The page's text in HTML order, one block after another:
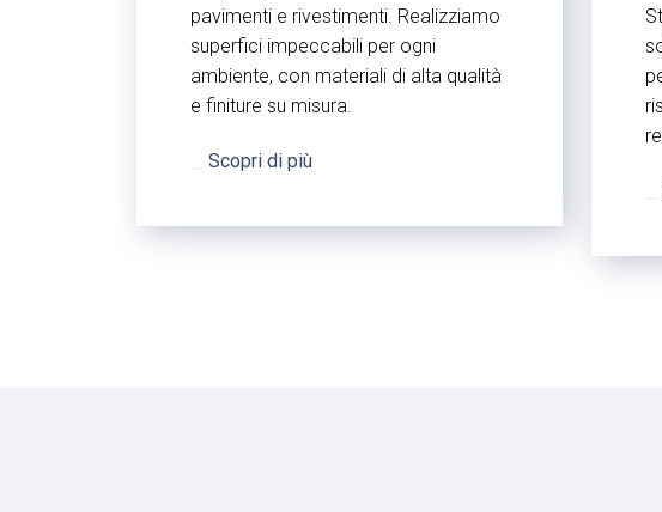
pavimenti e rivestimenti. Realizziamo
superfici impeccabili per ogni
ambiente, con materiali di alta qualità
e finiture su misura.
Scopri di più